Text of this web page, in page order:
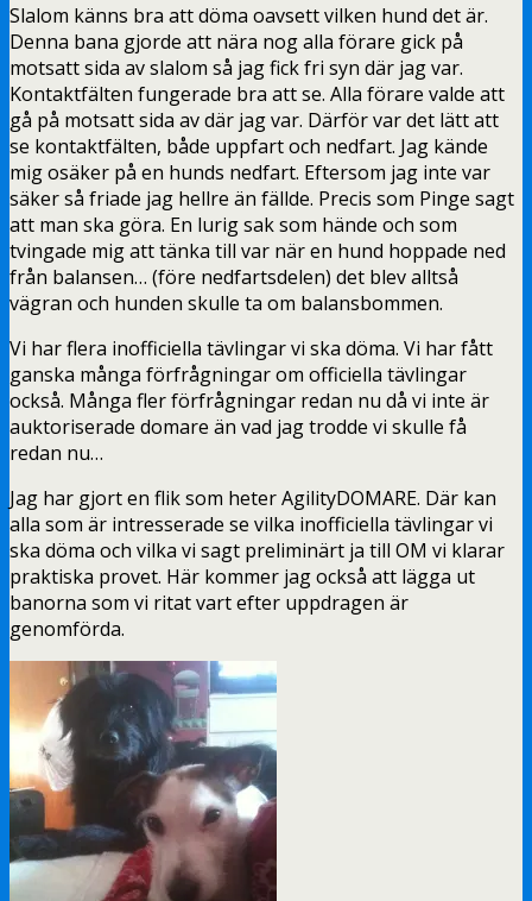
Slalom känns bra att döma oavsett vilken hund det är.
Denna bana gjorde att nära nog alla förare gick på
motsatt sida av slalom så jag fick fri syn där jag var.
Kontaktfälten fungerade bra att se. Alla förare valde att
gå på motsatt sida av där jag var. Därför var det lätt att
se kontaktfälten, både uppfart och nedfart. Jag kände
mig osäker på en hunds nedfart. Eftersom jag inte var
säker så friade jag hellre än fällde. Precis som Pinge sagt
att man ska göra. En lurig sak som hände och som
tvingade mig att tänka till var när en hund hoppade ned
från balansen… (före nedfartsdelen) det blev alltså
vägran och hunden skulle ta om balansbommen.
Vi har flera inofficiella tävlingar vi ska döma. Vi har fått
ganska många förfrågningar om officiella tävlingar
också. Många fler förfrågningar redan nu då vi inte är
auktoriserade domare än vad jag trodde vi skulle få
redan nu…
Jag har gjort en flik som heter AgilityDOMARE. Där kan
alla som är intresserade se vilka inofficiella tävlingar vi
ska döma och vilka vi sagt preliminärt ja till OM vi klarar
praktiska provet. Här kommer jag också att lägga ut
banorna som vi ritat vart efter uppdragen är
genomförda.